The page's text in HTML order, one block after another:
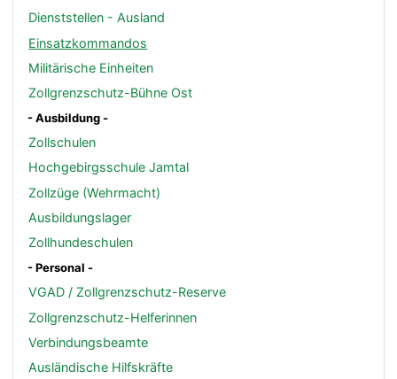
Dienststellen - Ausland
Einsatzkommandos
Militärische Einheiten
Zollgrenzschutz-Bühne Ost
- Ausbildung -
Zollschulen
Hochgebirgsschule Jamtal
Zollzüge (Wehrmacht)
Ausbildungslager
Zollhundeschulen
- Personal -
VGAD / Zollgrenzschutz-Reserve
Zollgrenzschutz-Helferinnen
Verbindungsbeamte
Ausländische Hilfskräfte